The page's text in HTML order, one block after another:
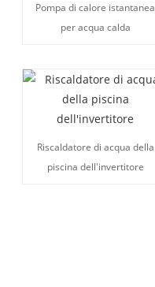
Pompa di calore istantanea
per acqua calda
Riscaldatore di acqua della
piscina dell'invertitore